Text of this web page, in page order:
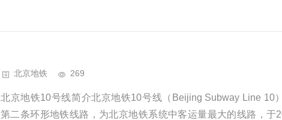
北京地铁 269
北京地铁10号线简介北京地铁10号线（Beijing Subway Line 10
第二条环形地铁线路，为北京地铁系统中客运量最大的线路，于